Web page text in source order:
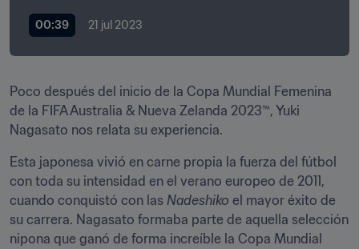
00:39 21 jul 2023
Poco después del inicio de la Copa Mundial Femenina
de la FIFA Australia & Nueva Zelanda 2023™, Yuki
Nagasato nos relata su experiencia.
Esta japonesa vivió en carne propia la fuerza del fútbol
con toda su intensidad en el verano europeo de 2011,
cuando conquistó con las Nadeshiko el mayor éxito de
su carrera. Nagasato formaba parte de aquella selección
nipona que ganó de forma increíble la Copa Mundial